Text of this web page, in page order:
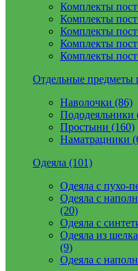
Комплекты
Комплекты
Комплекты
Комплекты
Комплекты
Отдельные предметы
Наволочки (86)
Пододеяльники
Простыни (160)
Наматрацники
Одеяла (101)
Одеяла с пухо-
Одеяла с
(20)
Одеяла с
Одеяла из
(9)
Одеяла с